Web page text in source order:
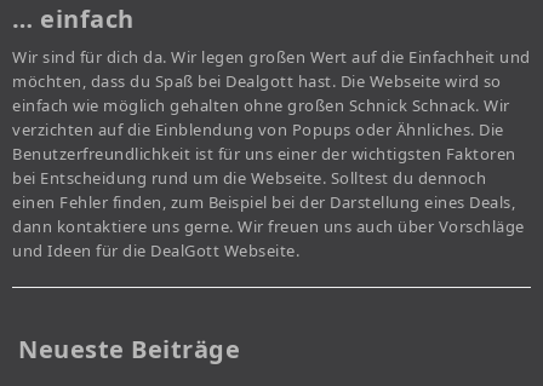
… einfach
Wir sind für dich da. Wir legen großen Wert auf die Einfachheit und
möchten, dass du Spaß bei Dealgott hast. Die Webseite wird so
einfach wie möglich gehalten ohne großen Schnick Schnack. Wir
verzichten auf die Einblendung von Popups oder Ähnliches. Die
Benutzerfreundlichkeit ist für uns einer der wichtigsten Faktoren
bei Entscheidung rund um die Webseite. Solltest du dennoch
einen Fehler finden, zum Beispiel bei der Darstellung eines Deals,
dann kontaktiere uns gerne. Wir freuen uns auch über Vorschläge
und Ideen für die DealGott Webseite.
Neueste Beiträge